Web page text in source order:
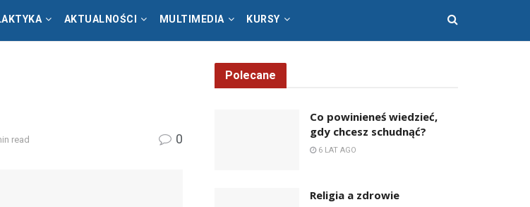
AKTUALNOŚCI MULTIMEDIA KURSY
read 0
Polecane
Co powinieneś wiedzieć,
gdy chcesz schudnąć?
6 LAT AGO
Religia a zdrowie